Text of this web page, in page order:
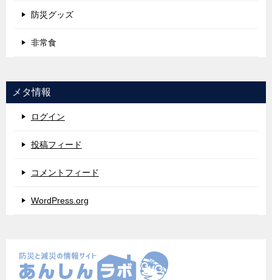
防災グッズ
非常食
メタ情報
ログイン
投稿フィード
コメントフィード
WordPress.org